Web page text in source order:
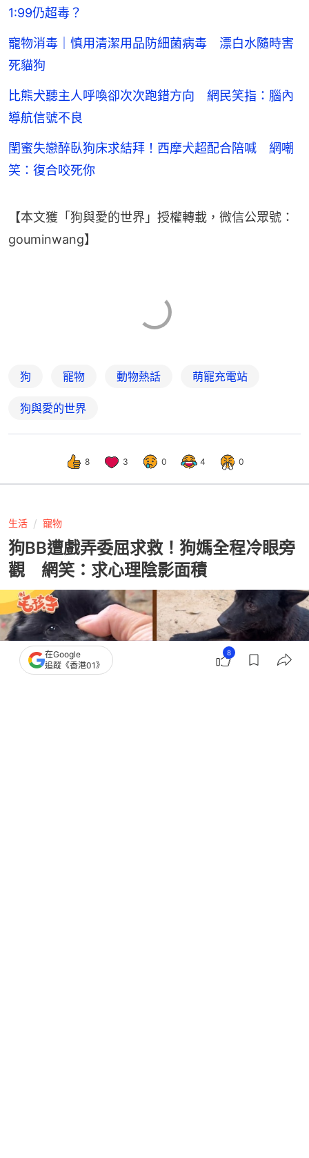
1:99仍超毒？
寵物消毒｜慎用清潔用品防細菌病毒 漂白水隨時害
死貓狗
比熊犬聽主人呼喚卻次次跑錯方向 網民笑指：腦內
導航信號不良
閨蜜失戀醉臥狗床求結拜！西摩犬超配合陪喊 網嘲
笑：復合咬死你
【本文獲「狗與愛的世界」授權轉載，微信公眾號：
gouminwang】
狗 寵物 動物熱話 萌寵充電站
狗與愛的世界
8 3 0 4 0
生活 寵物
狗BB遭戲弄委屈求救！狗媽全程冷眼旁
觀 網笑：求心理陰影面積
在Google
追蹤《香港01》
8